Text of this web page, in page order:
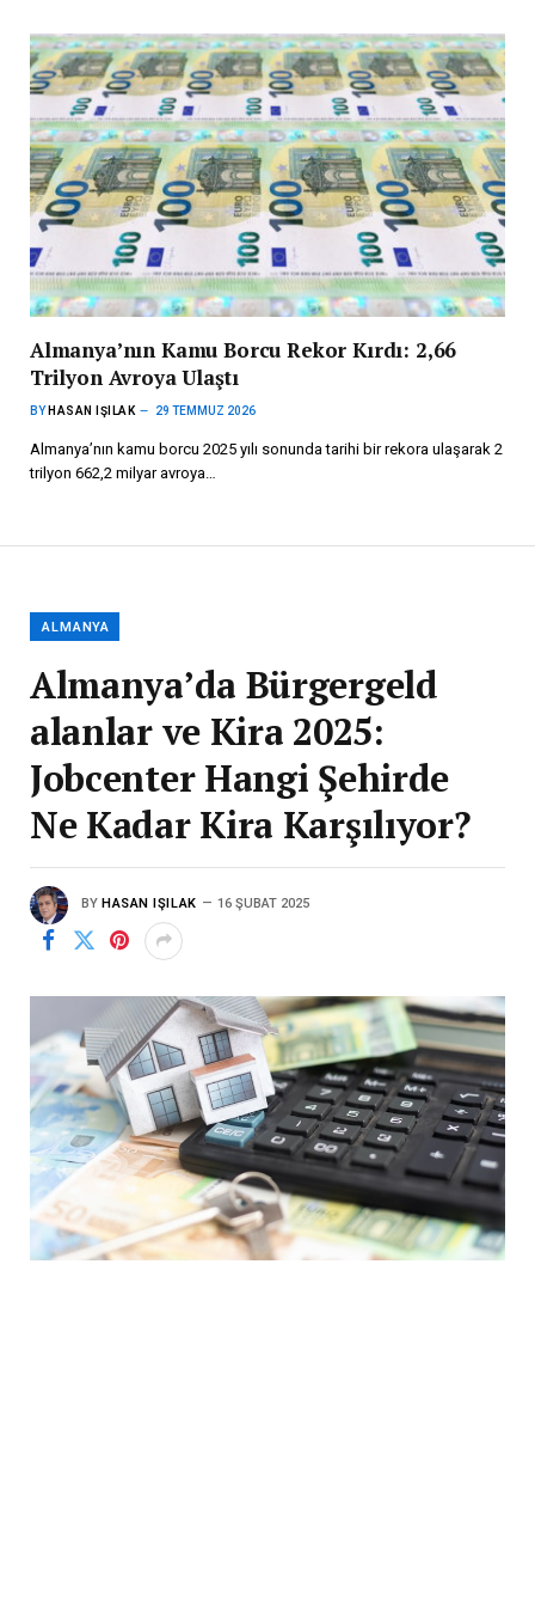
Almanya’nın Kamu Borcu Rekor Kırdı: 2,66
Trilyon Avroya Ulaştı
BY HASAN IŞILAK 29 TEMMUZ 2026
Almanya’nın kamu borcu 2025 yılı sonunda tarihi bir rekora ulaşarak 2
trilyon 662,2 milyar avroya…
ALMANYA
Almanya’da Bürgergeld
alanlar ve Kira 2025:
Jobcenter Hangi Şehirde
Ne Kadar Kira Karşılıyor?
BY HASAN IŞILAK 16 ŞUBAT 2025